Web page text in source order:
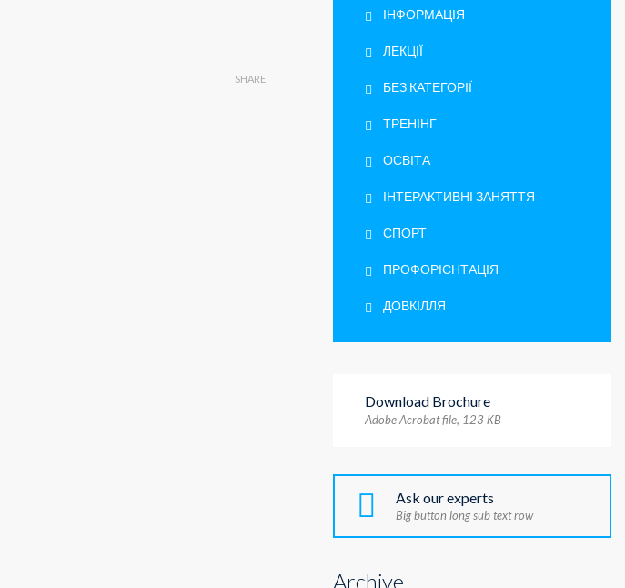
SHARE
ІНФОРМАЦІЯ
ЛЕКЦІЇ
БЕЗ КАТЕГОРІЇ
ТРЕНІНГ
ОСВІТА
ІНТЕРАКТИВНІ ЗАНЯТТЯ
СПОРТ
ПРОФОРІЄНТАЦІЯ
ДОВКІЛЛЯ
Download Brochure
Adobe Acrobat file, 123 КB
Ask our experts
Big button long sub text row
Archive